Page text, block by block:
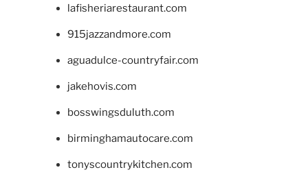
lafisheriarestaurant.com
915jazzandmore.com
aguadulce-countryfair.com
jakehovis.com
bosswingsduluth.com
birminghamautocare.com
tonyscountrykitchen.com